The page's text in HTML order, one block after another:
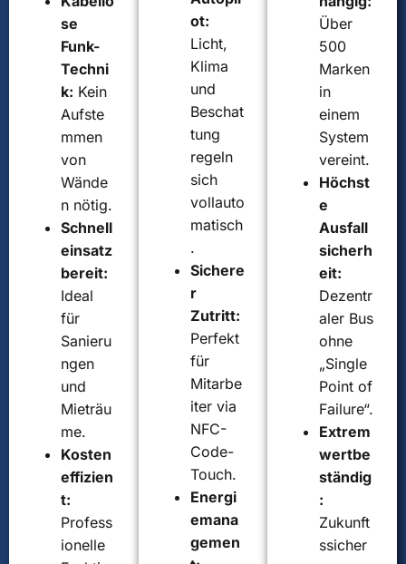
se
Funk-
Techni
k: Kein
Aufste
mmen
von
Wände
n nötig.
Schnell
einsatz
bereit:
Ideal
für
Sanieru
ngen
und
Mieträu
me.
Kosten
effizien
t:
Profess
ionelle
ot:
Licht,
Klima
und
Beschat
tung
regeln
sich
vollauto
matisch
.
Sichere
r
Zutritt:
Perfekt
für
Mitarbe
iter via
NFC-
Code-
Touch.
Energi
emana
gemen
Über
500
Marken
in
einem
System
vereint.
Höchst
e
Ausfall
sicherh
eit:
Dezentr
aler Bus
ohne
„Single
Point of
Failure“.
Extrem
wertbe
ständig
:
Zukunft
ssicher